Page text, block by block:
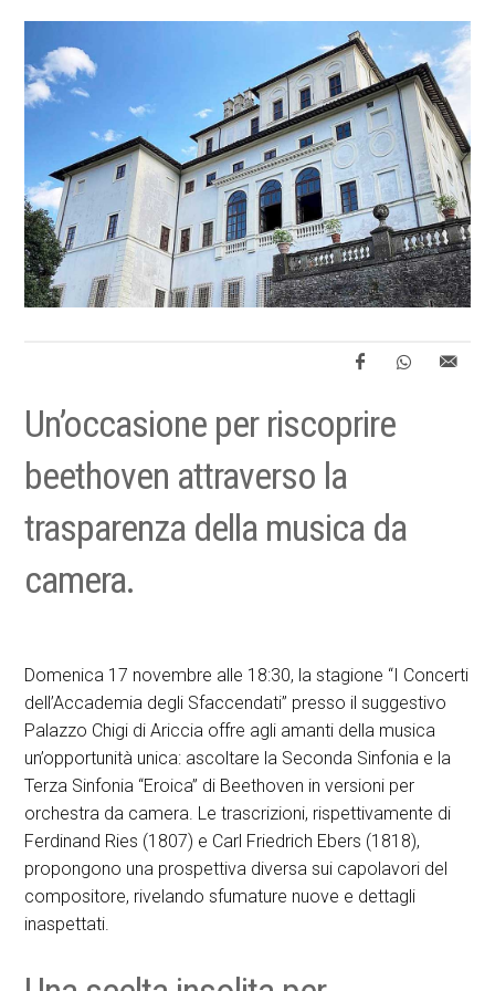
Un’occasione per riscoprire
beethoven attraverso la
trasparenza della musica da
camera.
Domenica 17 novembre alle 18:30, la stagione “I Concerti
dell’Accademia degli Sfaccendati” presso il suggestivo
Palazzo Chigi di Ariccia offre agli amanti della musica
un’opportunità unica: ascoltare la Seconda Sinfonia e la
Terza Sinfonia “Eroica” di Beethoven in versioni per
orchestra da camera. Le trascrizioni, rispettivamente di
Ferdinand Ries (1807) e Carl Friedrich Ebers (1818),
propongono una prospettiva diversa sui capolavori del
compositore, rivelando sfumature nuove e dettagli
inaspettati.